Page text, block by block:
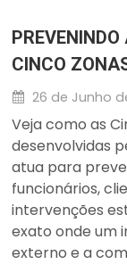
CINCO
26 de Junho
Veja como as
desenvolvidas
atua para
funcionários,
intervenções
exato onde um
externo e a com